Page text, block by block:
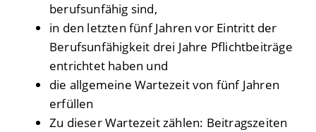
berufsunfähig sind,
in den letzten fünf Jahren vor Eintritt der
Berufsunfähigkeit drei Jahre Pflichtbeiträge
entrichtet haben und
die allgemeine Wartezeit von fünf Jahren
erfüllen
Zu dieser Wartezeit zählen: Beitragszeiten